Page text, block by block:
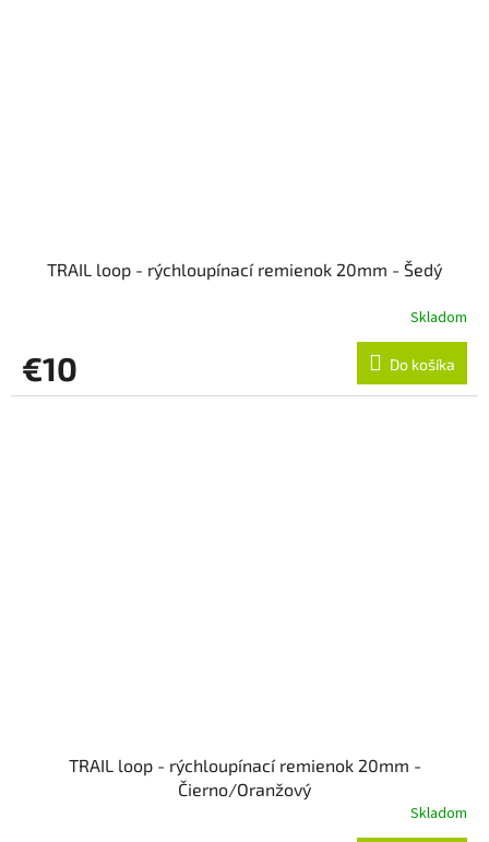
TRAIL loop - rýchloupínací remienok 20mm - Šedý
Skladom
€10 Do košíka
TRAIL loop - rýchloupínací remienok 20mm -
Čierno/Oranžový
Skladom